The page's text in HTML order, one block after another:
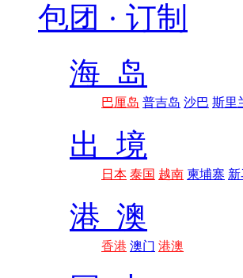
包团 · 订制
海 岛
巴厘岛 普吉岛 沙巴 斯里
出 境
日本 泰国 越南 柬埔寨
港 澳
香港 澳门 港澳